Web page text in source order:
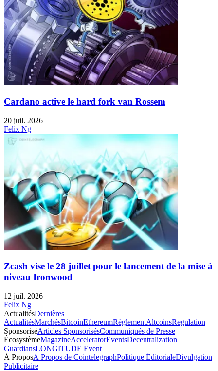
Cardano active le hard fork van Rossem
20 juil. 2026
Felix Ng
Zcash vise le 28 juillet pour le lancement de la mise à
niveau Ironwood
12 juil. 2026
Felix Ng
ActualitésDernières
ActualitésMarchésBitcoinEthereumRèglementAltcoinsRegulation
SponsoriséArticles SponsorisésCommuniqués de Presse
ÉcosystèmeMagazineAcceleratorEventsDecentralization
GuardiansLONGITUDE Event
À ProposÀ Propos de CointelegraphPolitique ÉditorialeDivulgation
Publicitaire